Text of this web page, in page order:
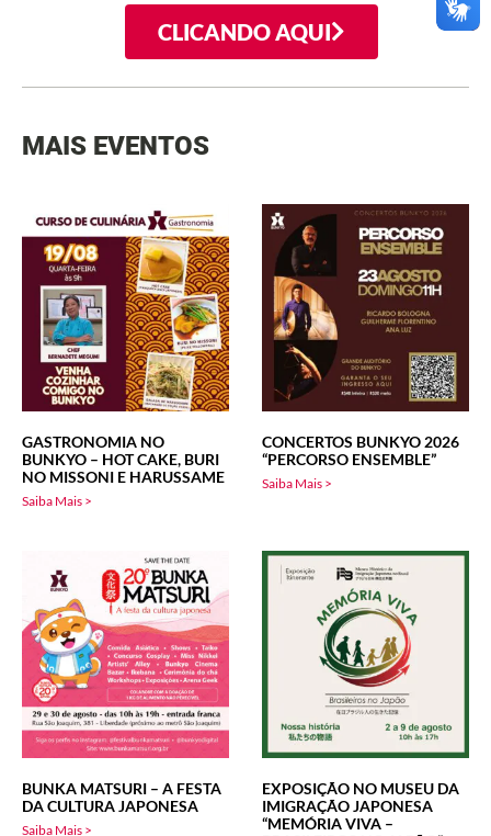
CLICANDO AQUI
MAIS EVENTOS
GASTRONOMIA NO
BUNKYO – HOT CAKE, BURI
NO MISSONI E HARUSSAME
Saiba Mais >
CONCERTOS BUNKYO 2026
“PERCORSO ENSEMBLE”
Saiba Mais >
BUNKA MATSURI – A FESTA
DA CULTURA JAPONESA
Saiba Mais >
EXPOSIÇÃO NO MUSEU DA
IMIGRAÇÃO JAPONESA
“MEMÓRIA VIVA –